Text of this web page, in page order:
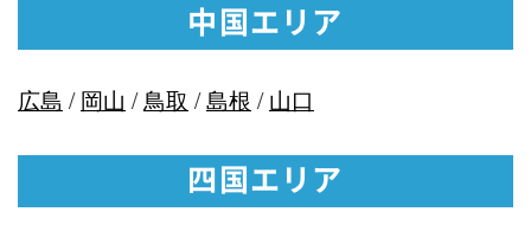
中国エリア
広島 /岡山 /鳥取 /島根 /山口
四国エリア